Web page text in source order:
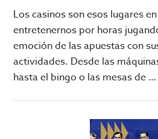
Los casinos son esos lugares
entretenernos por horas
emoción de las apuestas con
actividades. Desde las
hasta el bingo o las mesas de